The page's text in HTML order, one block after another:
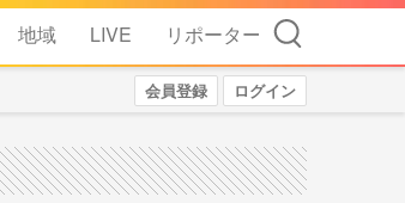
地域 LIVE リポーター 検索
会員登録 ログイン